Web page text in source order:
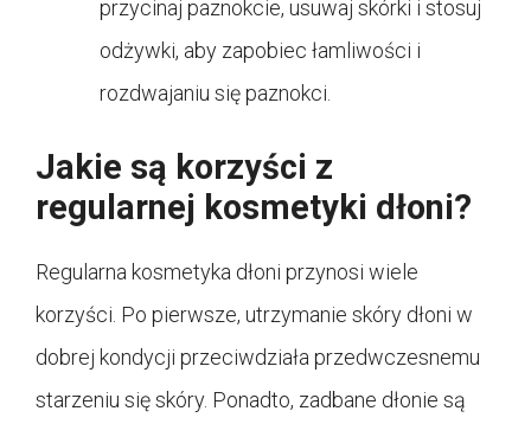
przycinaj paznokcie, usuwaj skórki i stosuj
odżywki, aby zapobiec łamliwości i
rozdwajaniu się paznokci.
Jakie są korzyści z
regularnej kosmetyki dłoni?
Regularna kosmetyka dłoni przynosi wiele
korzyści. Po pierwsze, utrzymanie skóry dłoni w
dobrej kondycji przeciwdziała przedwczesnemu
starzeniu się skóry. Ponadto, zadbane dłonie są